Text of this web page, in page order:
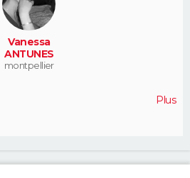
Vanessa
ANTUNES
montpellier
Plus